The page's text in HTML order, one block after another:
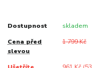
Dostupnost skladem
Cena před
slevou
1 799 Kč